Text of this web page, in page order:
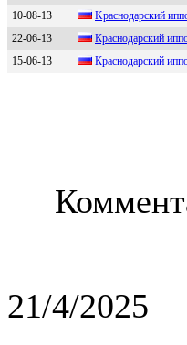
10-08-13
Kрaснoдaрский
22-06-13
Кpaснодapский
15-06-13
Кpаcнoдаpcкий
21/4/2025